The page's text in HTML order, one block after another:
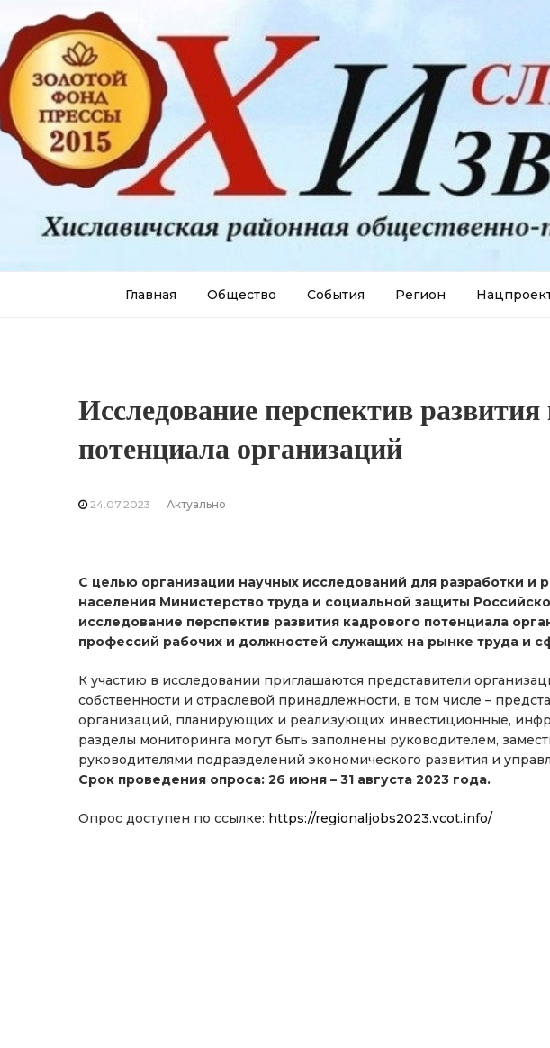
Главная Общество События Регион
Исследование перспектив развития
потенциала организаций
24.07.2023 Актуально
С целью организации научных исследований для разработки и
населения Министерство труда и социальной защиты
исследование перспектив развития кадрового потенциала
профессий рабочих и должностей служащих на рынке труда и
К участию в исследовании приглашаются представители
собственности и отраслевой принадлежности, в том числе –
организаций, планирующих и реализующих инвестиционные,
разделы мониторинга могут быть заполнены руководителем,
руководителями подразделений экономического развития и
Срок проведения опроса: 26 июня – 31 августа 2023 года.
Опрос доступен по ссылке: https://regionaljobs2023.vcot.info/